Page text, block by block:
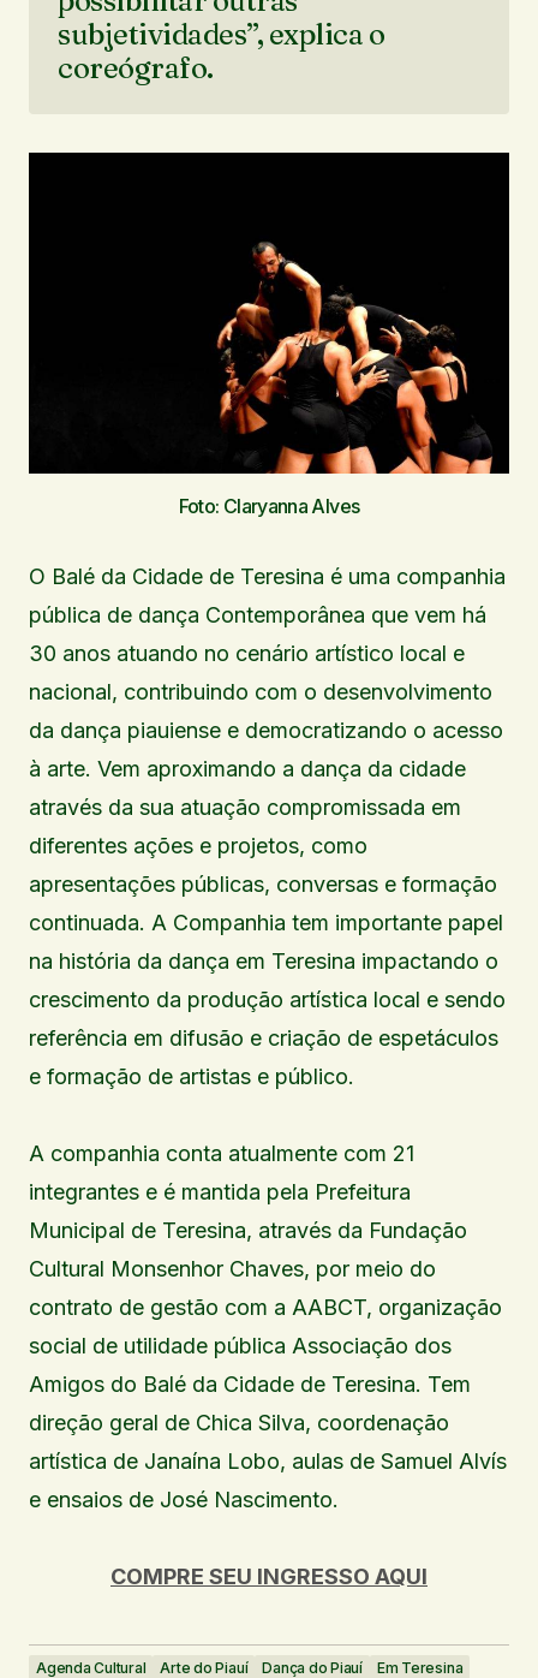
subjetividades”, explica o
coreógrafo.
Foto: Claryanna Alves
O Balé da Cidade de Teresina é uma companhia
pública de dança Contemporânea que vem há
30 anos atuando no cenário artístico local e
nacional, contribuindo com o desenvolvimento
da dança piauiense e democratizando o acesso
à arte. Vem aproximando a dança da cidade
através da sua atuação compromissada em
diferentes ações e projetos, como
apresentações públicas, conversas e formação
continuada. A Companhia tem importante papel
na história da dança em Teresina impactando o
crescimento da produção artística local e sendo
referência em difusão e criação de espetáculos
e formação de artistas e público.
A companhia conta atualmente com 21
integrantes e é mantida pela Prefeitura
Municipal de Teresina, através da Fundação
Cultural Monsenhor Chaves, por meio do
contrato de gestão com a AABCT, organização
social de utilidade pública Associação dos
Amigos do Balé da Cidade de Teresina. Tem
direção geral de Chica Silva, coordenação
artística de Janaína Lobo, aulas de Samuel Alvís
e ensaios de José Nascimento.
COMPRE SEU INGRESSO AQUI
Agenda Cultural Arte do Piauí Dança do Piauí
Em Teresina